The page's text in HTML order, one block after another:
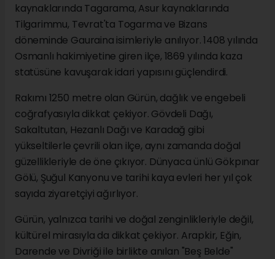
kaynaklarında Tagarama, Asur kaynaklarında
Tilgarimmu, Tevrat'ta Togarma ve Bizans
döneminde Gauraina isimleriyle anılıyor. 1408 yılında
Osmanlı hakimiyetine giren ilçe, 1869 yılında kaza
statüsüne kavuşarak idari yapısını güçlendirdi.
Rakımı 1250 metre olan Gürün, dağlık ve engebeli
coğrafyasıyla dikkat çekiyor. Gövdeli Dağı,
Sakaltutan, Hezanlı Dağı ve Karadağ gibi
yükseltilerle çevrili olan ilçe, aynı zamanda doğal
güzellikleriyle de öne çıkıyor. Dünyaca ünlü Gökpınar
Gölü, Şuğul Kanyonu ve tarihi kaya evleri her yıl çok
sayıda ziyaretçiyi ağırlıyor.
Gürün, yalnızca tarihi ve doğal zenginlikleriyle değil,
kültürel mirasıyla da dikkat çekiyor. Arapkir, Eğin,
Darende ve Divriği ile birlikte anılan "Beş Belde"